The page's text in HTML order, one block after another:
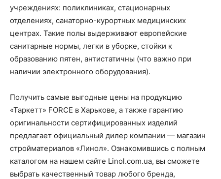
учреждениях: поликлиниках, стационарных
отделениях, санаторно-курортных медицинских
центрах. Такие полы выдерживают европейские
санитарные нормы, легки в уборке, стойки к
образованию пятен, антистатичны (что важно при
наличии электронного оборудования).
Получить самые выгодные цены на продукцию
«Таркетт» FORCE в Харькове, а также гарантию
оригинальности сертифицированных изделий
предлагает официальный дилер компании — магазин
стройматериалов «Линол». Ознакомившись с полным
каталогом на нашем сайте Linol.com.ua, вы сможете
выбрать качественный товар любого бренда,